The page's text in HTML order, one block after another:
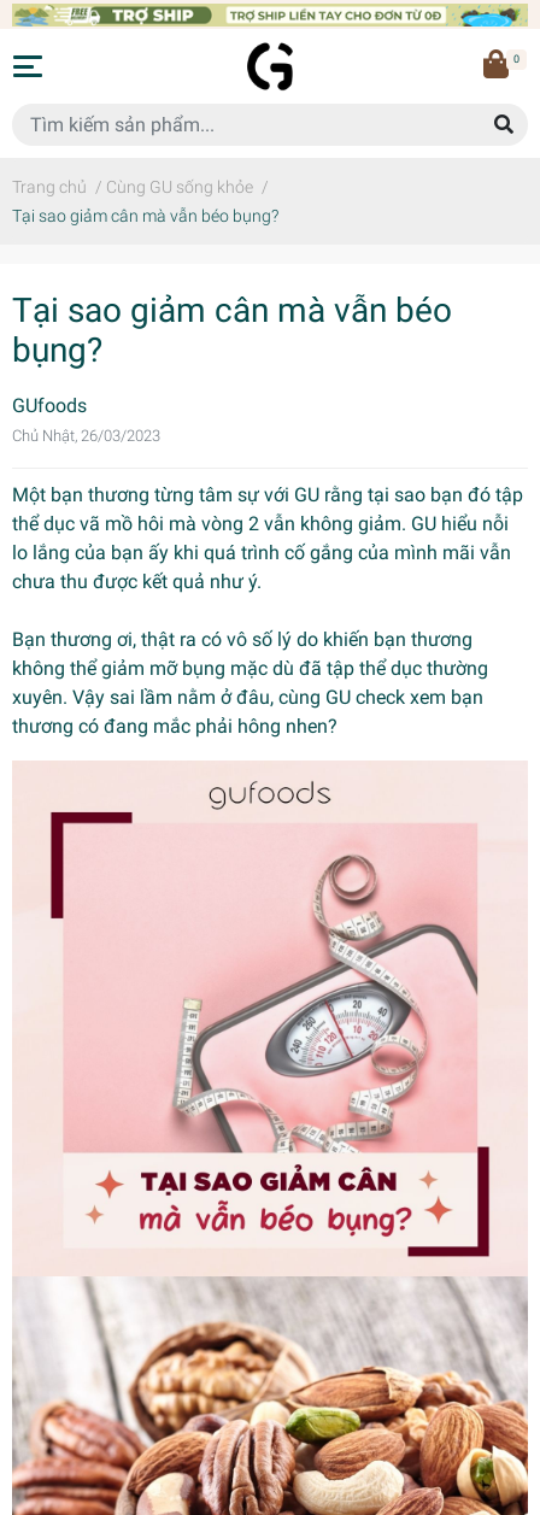
0
Trang chủ / Cùng GU sống khỏe /
Tại sao giảm cân mà vẫn béo bụng?
Tại sao giảm cân mà vẫn béo
bụng?
GUfoods
Chủ Nhật, 26/03/2023
Một bạn thương từng tâm sự với GU rằng tại sao bạn đó tập
thể dục vã mồ hôi mà vòng 2 vẫn không giảm. GU hiểu nỗi
lo lắng của bạn ấy khi quá trình cố gắng của mình mãi vẫn
chưa thu được kết quả như ý.
Bạn thương ơi, thật ra có vô số lý do khiến bạn thương
không thể giảm mỡ bụng mặc dù đã tập thể dục thường
xuyên. Vậy sai lầm nằm ở đâu, cùng GU check xem bạn
thương có đang mắc phải hông nhen?